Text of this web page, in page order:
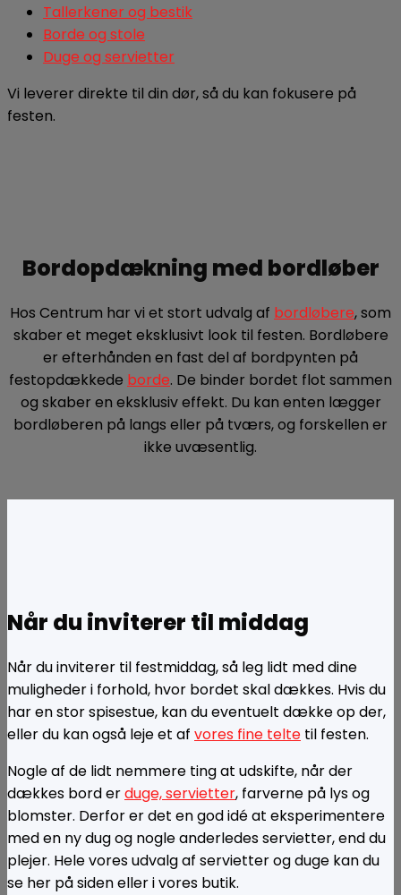
Tallerkener og bestik
Borde og stole
Duge og servietter
Vi leverer direkte til din dør, så du kan fokusere på
festen.
Bordopdækning med bordløber
Hos Centrum har vi et stort udvalg af bordløbere, som
skaber et meget eksklusivt look til festen. Bordløbere
er efterhånden en fast del af bordpynten på
festopdækkede borde. De binder bordet flot sammen
og skaber en eksklusiv effekt. Du kan enten lægger
bordløberen på langs eller på tværs, og forskellen er
ikke uvæsentlig.
Når du inviterer til middag
Når du inviterer til festmiddag, så leg lidt med dine
muligheder i forhold, hvor bordet skal dækkes. Hvis du
har en stor spisestue, kan du eventuelt dække op der,
eller du kan også leje et af vores fine telte til festen.
Nogle af de lidt nemmere ting at udskifte, når der
dækkes bord erduge, servietter, farverne på lys og
blomster. Derfor er det en god idé at eksperimentere
med en ny dug og nogle anderledes servietter, end du
plejer. Hele vores udvalg af servietter og duge kan du
se her på siden eller i vores butik.